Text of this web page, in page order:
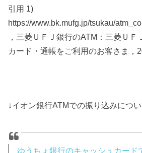
引用 1)
https://www.bk.mufg.jp/tsukau/
，三菱ＵＦＪ銀行のATM：三菱ＵＦ
カード・通帳をご利用のお客さま，
↓イオン銀行ATMでの振り込みにつ
ゆうちょ銀行のキャッシュカード